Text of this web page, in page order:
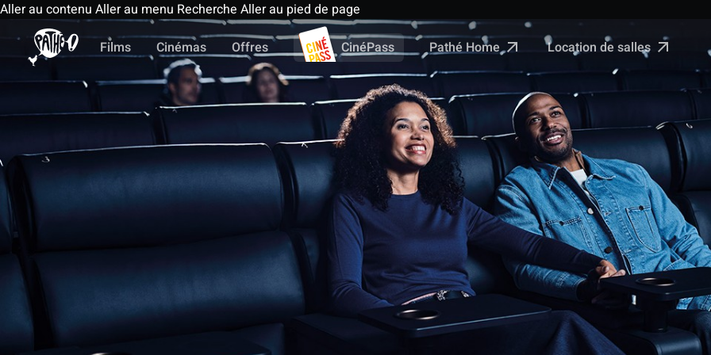
Aller au contenu Aller au menu Recherche Aller au pied de page
Films
Cinémas Offres CinéPass Pathé Home Location de salles